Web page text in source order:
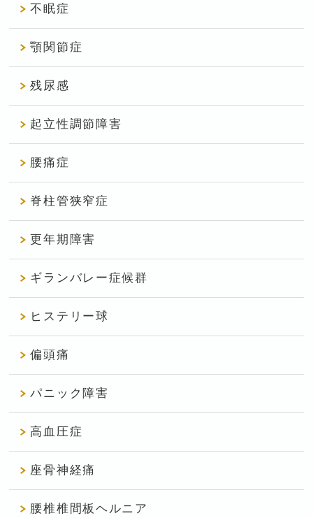
不眠症
顎関節症
残尿感
起立性調節障害
腰痛症
脊柱管狭窄症
更年期障害
ギランバレー症候群
ヒステリー球
偏頭痛
パニック障害
高血圧症
座骨神経痛
腰椎椎間板ヘルニア